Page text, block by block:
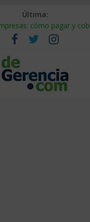
Última:
cómo pagar y
qué es y por qué sale tan
cómo auditarla a
la cadena de suministro:
EE. UU.: cómo